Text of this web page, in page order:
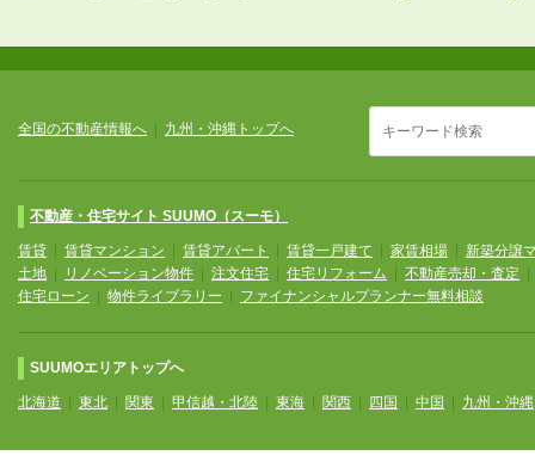
全国の不動産情報へ 九州・沖縄トップへ
不動産・住宅サイト SUUMO（スーモ）
賃貸 賃貸マンション 賃貸アパート 賃貸一戸建て 家賃相場
新築分譲
土地
リノベーション物件 注文住宅 住宅リフォーム 不動産売却・査定
住宅ローン
物件ライブラリー ファイナンシャルプランナー無料相談
SUUMOエリアトップへ
北海道 東北 関東 甲信越・北陸 東海 関西 四国 中国 九州・沖縄